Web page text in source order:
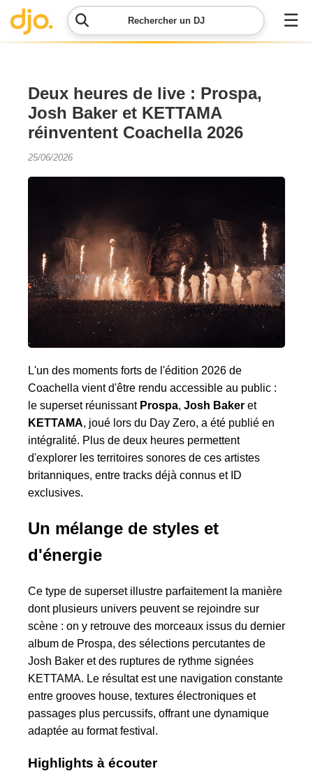
Rechercher un DJ ☰
Menu
Contacter
DJO
Simulateur
de prix
Deux heures de live : Prospa,
Josh Baker et KETTAMA
réinventent Coachella 2026
25/06/2026
L'un des moments forts de l'édition 2026 de
Coachella vient d'être rendu accessible au public :
le superset réunissant Prospa, Josh Baker et
KETTAMA, joué lors du Day Zero, a été publié en
intégralité. Plus de deux heures permettent
d'explorer les territoires sonores de ces artistes
britanniques, entre tracks déjà connus et ID
exclusives.
Un mélange de styles et
d'énergie
Ce type de superset illustre parfaitement la manière
dont plusieurs univers peuvent se rejoindre sur
scène : on y retrouve des morceaux issus du dernier
album de Prospa, des sélections percutantes de
Josh Baker et des ruptures de rythme signées
KETTAMA. Le résultat est une navigation constante
entre grooves house, textures électroniques et
passages plus percussifs, offrant une dynamique
adaptée au format festival.
Highlights à écouter